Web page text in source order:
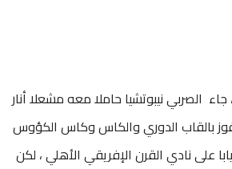
الصربي نيبوتشيا حاملا معه مشعلا أنار
بالقاب الدوري والكاس وكاس الكؤوس
على نادي القرن الإفريقي الأهلي ، لكن